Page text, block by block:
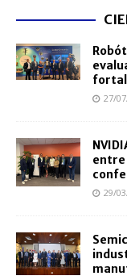
27/
entre
29/